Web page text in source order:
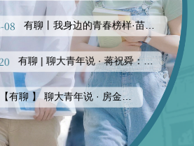
08
有聊 | 聊大青年说 · 蒋祝舜：知不足而奋进
【有聊 】 聊大青年说 · 房金秋：拒绝躺平
【有聊】 聊大创客说 · 林上又！